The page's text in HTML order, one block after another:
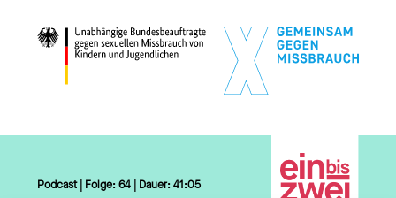
Podcast | Folge: 64 | Dauer: 41:05